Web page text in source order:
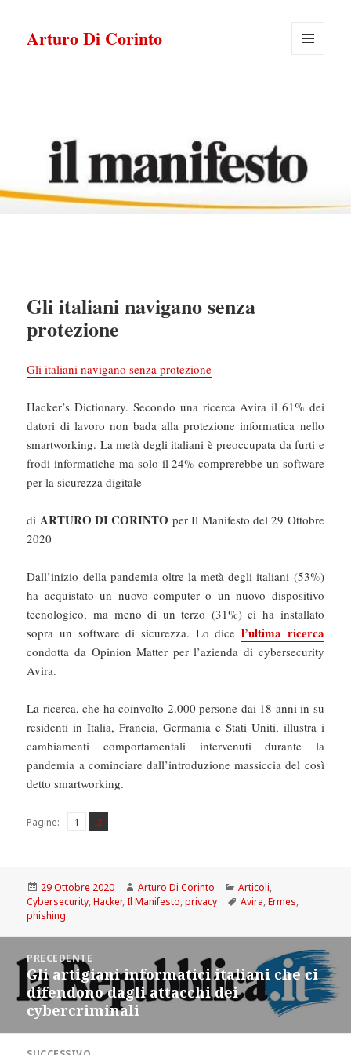
Arturo Di Corinto
Gli italiani navigano senza
protezione
Gli italiani navigano senza protezione
Hacker’s Dictionary. Secondo una ricerca Avira il 61% dei
datori di lavoro non bada alla protezione informatica nello
smartworking. La metà degli italiani è preoccupata da furti e
frodi informatiche ma solo il 24% comprerebbe un software
per la sicurezza digitale
di ARTURO DI CORINTO per Il Manifesto del 29 Ottobre
2020
Dall’inizio della pandemia oltre la metà degli italiani (53%)
ha acquistato un nuovo computer o un nuovo dispositivo
tecnologico, ma meno di un terzo (31%) ci ha installato
sopra un software di sicurezza. Lo dice l’ultima ricerca
condotta da Opinion Matter per l’azienda di cybersecurity
Avira.
La ricerca, che ha coinvolto 2.000 persone dai 18 anni in su
residenti in Italia, Francia, Germania e Stati Uniti, illustra i
cambiamenti comportamentali intervenuti durante la
pandemia a cominciare dall’introduzione massiccia del così
detto smartworking.
Pagine: Pagina
1 ,
Pagina
2
Scritto
il
29 Ottobre 2020 Autore
Arturo Di Corinto Categorie
Articoli,
Cybersecurity,Hacker,Il Manifesto,privacy Tag
Avira,Ermes,
phishing
articoliPRECEDENTE
Articolo
precedente:
Gli artigiani informatici italiani che ci
difendono dagli attacchi dei
cybercriminali